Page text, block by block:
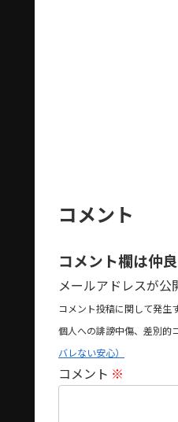
コメント
コメント欄は仲
メールアドレスが公
コメント投稿に関して発生
個人への誹謗中傷、差別的
バレない安心）
コメント ※